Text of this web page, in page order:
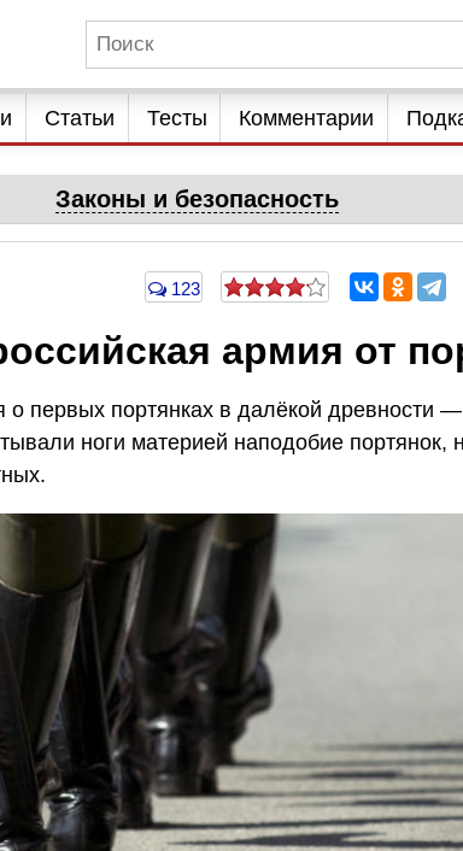
Статьи Тесты Комментарии
Законы и безопасность
123
армия от
первых портянках в далёкой древности —
ноги материей наподобие портянок,